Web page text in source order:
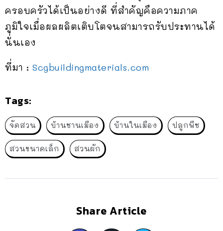
ครอบครัวได้เป็นอย่างดี ที่สำคัญคือความภาค
ภูมิใจเมื่อผลผลิตเติบโตจนสามารถรับประทานได้
นั่นเอง
ที่มา : Scgbuildingmaterials.com
Tags:
จัดสวน บ้านชานเมือง บ้านในเมือง ปลูกพืช
สวนขนาดเล็ก สวนผัก
Share Article